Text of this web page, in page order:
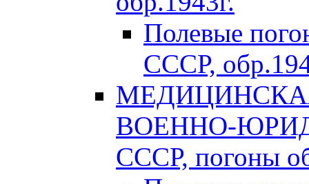
Полевые
СССР,
ВОЕННО-
СССР, погоны